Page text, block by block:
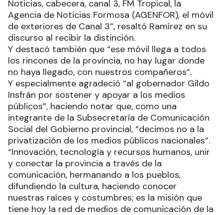
Noticias, cabecera, canal 3, FM Tropical, la
Agencia de Noticias Formosa (AGENFOR), el móvil
de exteriores de Canal 3”, resaltó Ramírez en su
discurso al recibir la distinción.
Y destacó también que “ese móvil llega a todos
los rincones de la provincia, no hay lugar donde
no haya llegado, con nuestros compañeros”.
Y especialmente agradeció “al gobernador Gildo
Insfrán por sostener y apoyar a los medios
públicos”, haciendo notar que, como una
integrante de la Subsecretaría de Comunicación
Social del Gobierno provincial, “decimos no a la
privatización de los medios públicos nacionales”.
“Innovación, tecnología y recursos humanos, unir
y conectar la provincia a través de la
comunicación, hermanando a los pueblos,
difundiendo la cultura, haciendo conocer
nuestras raíces y costumbres; es la misión que
tiene hoy la red de medios de comunicación de la